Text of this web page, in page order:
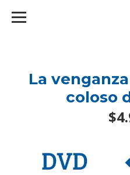
La
coloso